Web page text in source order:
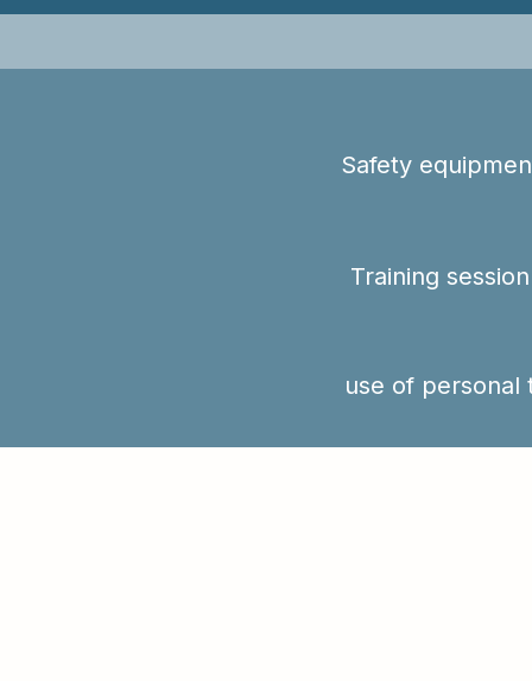
Safety
Training session
use of personal